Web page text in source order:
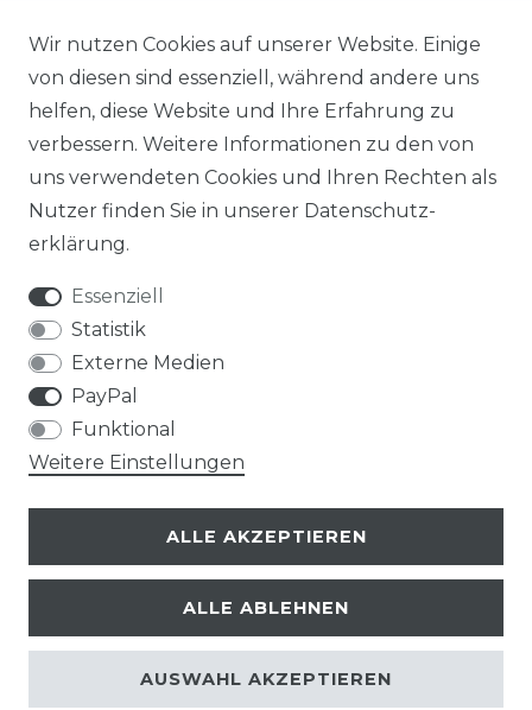
© Copyright 2026 | Alle Rechte vorbehalten.
Wir nutzen Cookies auf unserer Website. Einige
von diesen sind essenziell, während andere uns
helfen, diese Website und Ihre Erfahrung zu
verbessern. Weitere Informationen zu den von
uns verwendeten Cookies und Ihren Rechten als
Nutzer finden Sie in unserer Daten­schutz­
erklärung.
Essenziell
Statistik
Externe Medien
PayPal
Funktional
Weitere Einstellungen
ALLE AKZEPTIEREN
ALLE ABLEHNEN
AUSWAHL AKZEPTIEREN